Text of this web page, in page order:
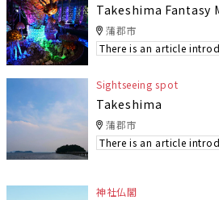
Takeshima Fantasy
蒲郡市
There is an article
Sightseeing spot
Takeshima
蒲郡市
There is an article
神社仏閣